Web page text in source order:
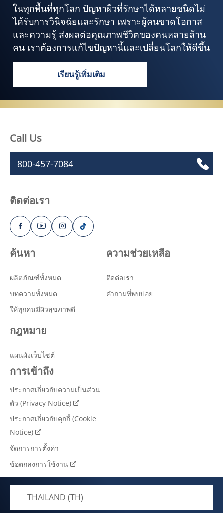
ในทุกพื้นที่ทุกโลก ปัญหาผิวที่รักษาได้หลายชนิดไม่
ได้รับการวินิจฉัยและรักษา เพราะผู้คนขาดโอกาส
และความรู้ ส่งผลต่อคุณภาพชีวิตของคนหลายล้าน
คน เราต้องการแก้ไขปัญหานี้และเปลี่ยนโลกให้ดีขึ้น
เรียนรู้เพิ่มเติม
ไม่ว่าคุณจะเป็นใครมาจากไหน ก็มีผิวสุข
ค้นหา
ผลิตภัณฑ์ทั้งหมด
บทความทั้งหมด
ให้ทุกคนมีผิวสุขภาพดี
ความช่วยเหลือ
ติดต่อเรา
คำถามที่พบบ่อย
กฎหมาย
แผนผังเว็บไซต์
การเข้าถึง
ประกาศเกี่ยวกับความเป็นส่วน
ตัว (Privacy Notice)
ประกาศเกี่ยวกับคุกกี้ (Cookie
Notice)
จัดการการตั้งค่า
ข้อตกลงการใช้งาน
Call Us
800-457-7084
ติดต่อเรา
THAILAND (TH)